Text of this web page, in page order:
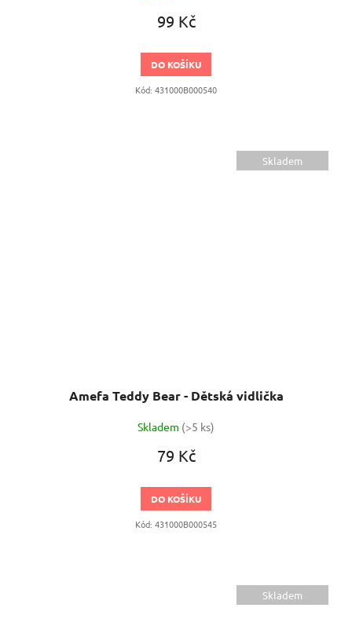
99 Kč
DO KOŠÍKU
Kód: 431000B000540
Skladem
Amefa Teddy Bear - Dětská vidlička
Skladem (>5 ks)
79 Kč
DO KOŠÍKU
Kód: 431000B000545
Skladem